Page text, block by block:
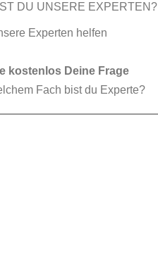
DU UNSERE EXPERTEN?
kostenlos Deine Frage
Fach bist du Experte?